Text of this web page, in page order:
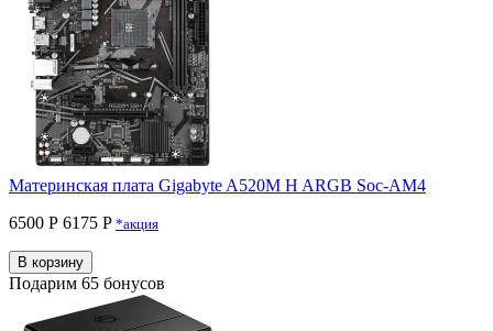
Материнская плата Gigabyte A520M H ARGB Soc-AM4
6500 Р 6175 P *акция
В корзину
Подарим 65 бонусов